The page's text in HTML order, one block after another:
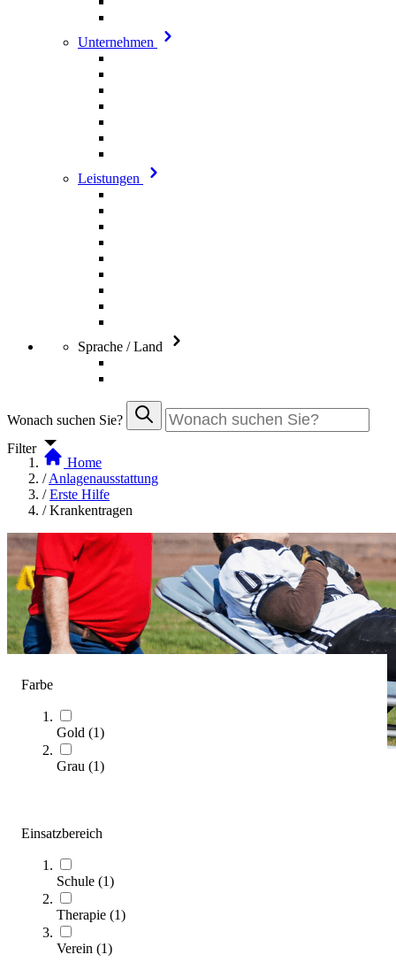
Unternehmen
Leistungen
Sprache / Land
Wonach suchen Sie?
Filter
Farbe
Gold (1)
Grau (1)
Einsatzbereich
Schule (1)
Therapie (1)
Verein (1)
Home
/ Anlagenausstattung
/ Erste Hilfe
/ Krankentragen
Unser Kaufratgeber zeigt Ihnen, worauf es bei der Auswahl
einer passenden Krankentrage für Ihre Anlagenausstattung
ankommt.
Zum Ratgeber
Kategorien & Filter